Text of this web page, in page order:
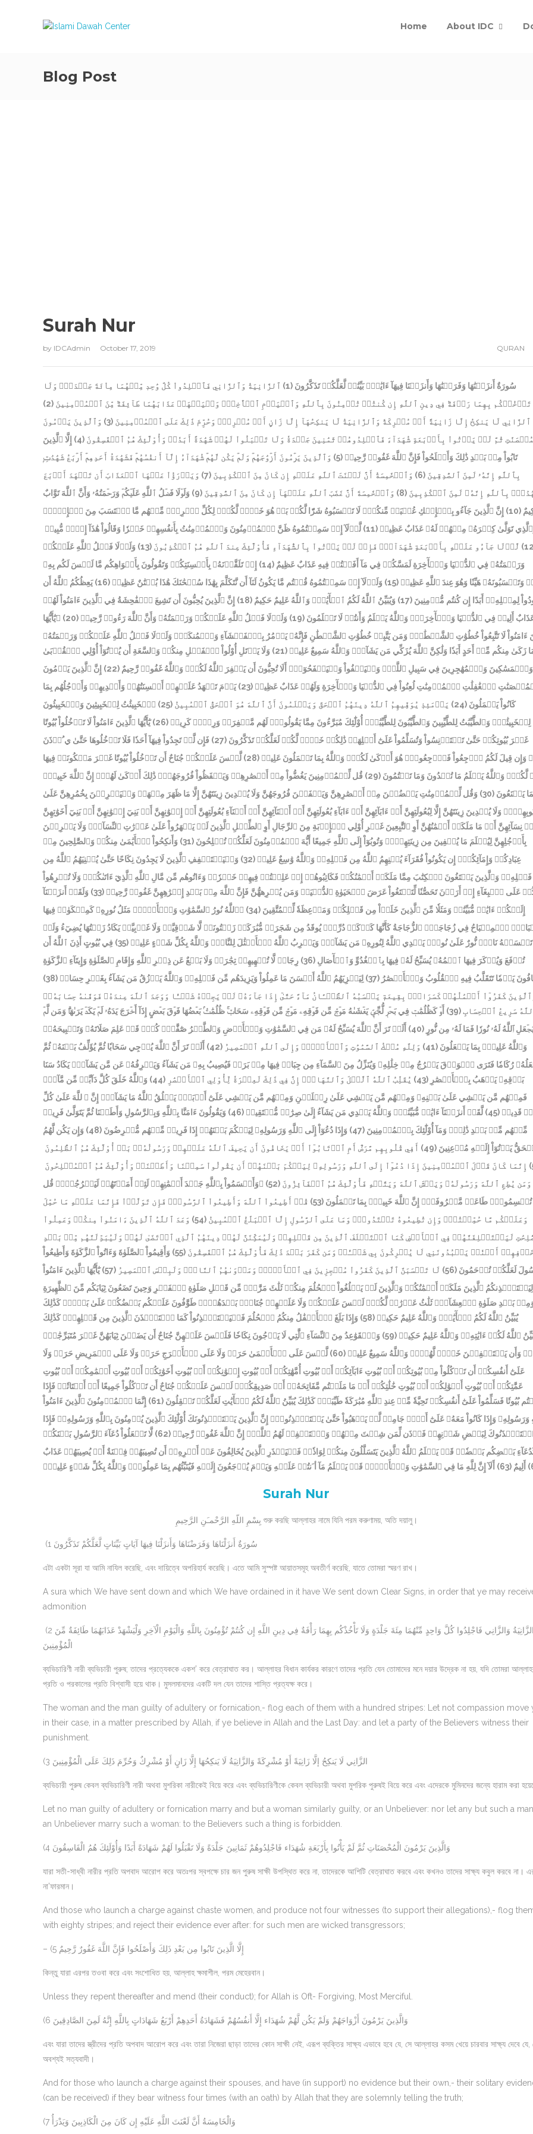
Home About IDC
Blog Post
Surah Nur
by IDCAdmin October 17, 2019 QURAN
سُورَةٌ أَنزَلۡنَٰهَا وَفَرَضۡنَٰهَا وَأَنزَلۡنَا فِيهَآ ءَايَٰتِۭ بَيِّنَٰتٖ لَّعَلَّكُمۡ تَذَكَّرُونَ (1) ٱلزَّانِيَةُ وَٱلزَّانِي فَٱجۡلِدُواْ كُلَّ وَٰحِدٖ مِّنۡهُمَا مِاْئَةَ جَلۡدَةٖۖ وَلَا
تَأۡخُذۡكُم بِهِمَا رَأۡفَةٞ فِي دِينِ ٱللَّهِ إِن كُنتُمۡ تُؤۡمِنُونَ بِٱللَّهِ وَٱلۡيَوۡمِ ٱلۡأٓخِرِۖ وَلۡيَشۡهَدۡ عَذَابَهُمَا طَآئِفَةٞ مِّنَ ٱلۡمُؤۡمِنِينَ (2)
ٱلزَّانِي لَا يَنكِحُ إِلَّا زَانِيَةً أَوۡ مُشۡرِكَةٗ وَٱلزَّانِيَةُ لَا يَنكِحُهَآ إِلَّا زَانٍ أَوۡ مُشۡرِكٞۚ وَحُرِّمَ ذَٰلِكَ عَلَى ٱلۡمُؤۡمِنِينَ (3) وَٱلَّذِينَ يَرۡمُونَ
ثُمَّ لَمۡ يَأۡتُواْ بِأَرۡبَعَةِ شُهَدَآءَ فَٱجۡلِدُوهُمۡ ثَمَٰنِينَ جَلۡدَةٗ وَلَا تَقۡبَلُواْ لَهُمۡ شَهَٰدَةً أَبَدٗاۚ وَأُوْلَٰٓئِكَ هُمُ ٱلۡفَٰسِقُونَ (4) إِلَّا ٱلَّذِينَ
تَابُواْ مِنۢ بَعۡدِ ذَٰلِكَ وَأَصۡلَحُواْ فَإِنَّ ٱللَّهَ غَفُورٞ رَّحِيمٞ (5) وَٱلَّذِينَ يَرۡمُونَ أَزۡوَٰجَهُمۡ وَلَمۡ يَكُن لَّهُمۡ شُهَدَآءُ إِلَّآ أَنفُسُهُمۡ فَشَهَٰدَةُ أَحَدِهِمۡ أَرۡبَعُ شَهَٰدَٰتِۭ
بِٱللَّهِ إِنَّهُۥ لَمِنَ ٱلصَّٰدِقِينَ (6) وَٱلۡخَٰمِسَةُ أَنَّ لَعۡنَتَ ٱللَّهِ عَلَيۡهِ إِن كَانَ مِنَ ٱلۡكَٰذِبِينَ (7) وَيَدۡرَؤُاْ عَنۡهَا ٱلۡعَذَابَ أَن تَشۡهَدَ أَرۡبَعَ
بِٱللَّهِ إِنَّهُۥ لَمِنَ ٱلۡكَٰذِبِينَ (8) وَٱلۡخَٰمِسَةَ أَنَّ غَضَبَ ٱللَّهِ عَلَيۡهَآ إِن كَانَ مِنَ ٱلصَّٰدِقِينَ (9) وَلَوۡلَا فَضۡلُ ٱللَّهِ عَلَيۡكُمۡ وَرَحۡمَتُهُۥ وَأَنَّ ٱللَّهَ تَوَّابٌ
(10) إِنَّ ٱلَّذِينَ جَآءُو بِٱلۡإِفۡكِ عُصۡبَةٞ مِّنكُمۡۚ لَا تَحۡسَبُوهُ شَرّٗا لَّكُمۖ بَلۡ هُوَ خَيۡرٞ لَّكُمۡۚ لِكُلِّ ٱمۡرِيٕٖ مِّنۡهُم مَّا ٱكۡتَسَبَ مِنَ ٱلۡإِثۡمِۚ
تَوَلَّىٰ كِبۡرَهُۥ مِنۡهُمۡ لَهُۥ عَذَابٌ عَظِيمٞ (11) لَّوۡلَآ إِذۡ سَمِعۡتُمُوهُ ظَنَّ ٱلۡمُؤۡمِنُونَ وَٱلۡمُؤۡمِنَٰتُ بِأَنفُسِهِمۡ خَيۡرٗا وَقَالُواْ هَٰذَآ إِفۡكٞ مُّبِينٞ
لَّوۡلَا جَآءُو عَلَيۡهِ بِأَرۡبَعَةِ شُهَدَآءَۚ فَإِذۡ لَمۡ يَأۡتُواْ بِٱلشُّهَدَآءِ فَأُوْلَٰٓئِكَ عِندَ ٱللَّهِ هُمُ ٱلۡكَٰذِبُونَ (13) وَلَوۡلَا فَضۡلُ ٱللَّهِ عَلَيۡكُمۡ
وَرَحۡمَتُهُۥ فِي ٱلدُّنۡيَا وَٱلۡأٓخِرَةِ لَمَسَّكُمۡ فِي مَآ أَفَضۡتُمۡ فِيهِ عَذَابٌ عَظِيمٌ (14) إِذۡ تَلَقَّوۡنَهُۥ بِأَلۡسِنَتِكُمۡ وَتَقُولُونَ بِأَفۡوَاهِكُم مَّا لَيۡسَ لَكُم بِهِۦ
هَيِّنٗا وَهُوَ عِندَ ٱللَّهِ عَظِيمٞ (15) وَلَوۡلَآ إِذۡ سَمِعۡتُمُوهُ قُلۡتُم مَّا يَكُونُ لَنَآ أَن نَّتَكَلَّمَ بِهَٰذَا سُبۡحَٰنَكَ هَٰذَا بُهۡتَٰنٌ عَظِيمٞ (16)يَعِظُكُمُ ٱللَّهُ أَن
لِمِثۡلِهِۦٓ أَبَدًا إِن كُنتُم مُّؤۡمِنِينَ (17) وَيُبَيِّنُ ٱللَّهُ لَكُمُ ٱلۡأٓيَٰتِۚ وَٱللَّهُ عَلِيمٌ حَكِيمٌ (18) إِنَّ ٱلَّذِينَ يُحِبُّونَ أَن تَشِيعَ ٱلۡفَٰحِشَةُ فِي ٱلَّذِينَ ءَامَنُواْ لَهُمۡ
أَلِيمٞ فِي ٱلدُّنۡيَا وَٱلۡأٓخِرَةِۚ وَٱللَّهُ يَعۡلَمُ وَأَنتُمۡ لَا تَعۡلَمُونَ (19) وَلَوۡلَا فَضۡلُ ٱللَّهِ عَلَيۡكُمۡ وَرَحۡمَتُهُۥ وَأَنَّ ٱللَّهَ رَءُوفٞ رَّحِيمٞ (20) ۞يَٰٓأَيُّهَا
ءَامَنُواْ لَا تَتَّبِعُواْ خُطُوَٰتِ ٱلشَّيۡطَٰنِۚ وَمَن يَتَّبِعۡ خُطُوَٰتِ ٱلشَّيۡطَٰنِ فَإِنَّهُۥ يَأۡمُرُ بِٱلۡفَحۡشَآءِ وَٱلۡمُنكَرِۚ وَلَوۡلَا فَضۡلُ ٱللَّهِ عَلَيۡكُمۡ وَرَحۡمَتُهُۥ
زَكَىٰ مِنكُم مِّنۡ أَحَدٍ أَبَدٗا وَلَٰكِنَّ ٱللَّهَ يُزَكِّي مَن يَشَآءُۗ وَٱللَّهُ سَمِيعٌ عَلِيمٞ (21) وَلَا يَأۡتَلِ أُوْلُواْ ٱلۡفَضۡلِ مِنكُمۡ وَٱلسَّعَةِ أَن يُؤۡتُوٓاْ أُوْلِي ٱلۡقُرۡبَىٰ
وَٱلۡمَسَٰكِينَ وَٱلۡمُهَٰجِرِينَ فِي سَبِيلِ ٱللَّهِۖ وَلۡيَعۡفُواْ وَلۡيَصۡفَحُوٓاْۗ أَلَا تُحِبُّونَ أَن يَغۡفِرَ ٱللَّهُ لَكُمۡۚ وَٱللَّهُ غَفُورٞ رَّحِيمٌ (22) إِنَّ ٱلَّذِينَ يَرۡمُونَ
ٱلۡغَٰفِلَٰتِ ٱلۡمُؤۡمِنَٰتِ لُعِنُواْ فِي ٱلدُّنۡيَا وَٱلۡأٓخِرَةِ وَلَهُمۡ عَذَابٌ عَظِيمٞ (23)يَوۡمَ تَشۡهَدُ عَلَيۡهِمۡ أَلۡسِنَتُهُمۡ وَأَيۡدِيهِمۡ وَأَرۡجُلُهُم بِمَا
كَانُواْ يَعۡمَلُونَ (24) يَوۡمَئِذٖ يُوَفِّيهِمُ ٱللَّهُ دِينَهُمُ ٱلۡحَقَّ وَيَعۡلَمُونَ أَنَّ ٱللَّهَ هُوَ ٱلۡحَقُّ ٱلۡمُبِينُ (25) ٱلۡخَبِيثَٰتُ لِلۡخَبِيثِينَ وَٱلۡخَبِيثُونَ
لِلۡخَبِيثَٰتِۖ وَٱلطَّيِّبَٰتُ لِلطَّيِّبِينَ وَٱلطَّيِّبُونَ لِلطَّيِّبَٰتِۚ أُوْلَٰٓئِكَ مُبَرَّءُونَ مِمَّا يَقُولُونَۖ لَهُم مَّغۡفِرَةٞ وَرِزۡقٞ كَرِيمٞ (26)يَٰٓأَيُّهَا ٱلَّذِينَ ءَامَنُواْ لَا تَدۡخُلُواْ بُيُوتًا
غَيۡرَ بُيُوتِكُمۡ حَتَّىٰ تَسۡتَأۡنِسُواْ وَتُسَلِّمُواْ عَلَىٰٓ أَهۡلِهَاۚ ذَٰلِكُمۡ خَيۡرٞ لَّكُمۡ لَعَلَّكُمۡ تَذَكَّرُونَ (27) فَإِن لَّمۡ تَجِدُواْ فِيهَآ أَحَدٗا فَلَا تَدۡخُلُوهَا حَتَّىٰ ي ُؤۡذَنَ
قِيلَ لَكُمُ ٱرۡجِعُواْ فَٱرۡجِعُواْۖ هُوَ أَزۡكَىٰ لَكُمۡۚ وَٱللَّهُ بِمَا تَعۡمَلُونَ عَلِيمٞ (28) لَّيۡسَ عَلَيۡكُمۡ جُنَاحٌ أَن تَدۡخُلُواْ بُيُوتًا غَيۡرَ مَسۡكُونَةٖ فِيهَا
لَّكُمۡۚ وَٱللَّهُ يَعۡلَمُ مَا تُبۡدُونَ وَمَا تَكۡتُمُونَ (29) قُل لِّلۡمُؤۡمِنِينَ يَغُضُّواْ مِنۡ أَبۡصَٰرِهِمۡ وَيَحۡفَظُواْ فُرُوجَهُمۡۚ ذَٰلِكَ أَزۡكَىٰ لَهُمۡۚ إِنَّ ٱللَّهَ خَبِيرُۢ
يَصۡنَعُونَ (30) وَقُل لِّلۡمُؤۡمِنَٰتِ يَغۡضُضۡنَ مِنۡ أَبۡصَٰرِهِنَّ وَيَحۡفَظۡنَ فُرُوجَهُنَّ وَلَا يُبۡدِينَ زِينَتَهُنَّ إِلَّا مَا ظَهَرَ مِنۡهَاۖ وَلۡيَضۡرِبۡنَ بِخُمُرِهِنَّ عَلَىٰ
وَلَا يُبۡدِينَ زِينَتَهُنَّ إِلَّا لِبُعُولَتِهِنَّ أَوۡ ءَابَآئِهِنَّ أَوۡ ءَابَآءِ بُعُولَتِهِنَّ أَوۡ أَبۡنَآئِهِنَّ أَوۡ أَبۡنَآءِ بُعُولَتِهِنَّ أَوۡ إِخۡوَٰنِهِنَّ أَوۡ بَنِيٓ إِخۡوَٰنِهِنَّ أَوۡ بَنِيٓ أَخَوَٰتِهِنَّ
أَوۡ نِسَآئِهِنَّ أَوۡ مَا مَلَكَتۡ أَيۡمَٰنُهُنَّ أَوِ ٱلتَّٰبِعِينَ غَيۡرِ أُوْلِي ٱلۡإِرۡبَةِ مِنَ ٱلرِّجَالِ أَوِ ٱلطِّفۡلِ ٱلَّذِينَ لَمۡ يَظۡهَرُواْ عَلَىٰ عَوۡرَٰتِ ٱلنِّسَآءِۖ وَلَا يَضۡرِبۡنَ
بِأَرۡجُلِهِنَّ لِيُعۡلَمَ مَا يُخۡفِينَ مِن زِينَتِهِنَّۚ وَتُوبُوٓاْ إِلَى ٱللَّهِ جَمِيعًا أَيُّهَ ٱلۡمُؤۡمِنُونَ لَعَلَّكُمۡ تُفۡلِحُونَ (31) وَأَنكِحُواْ ٱلۡأَيَٰمَىٰ مِنكُمۡ وَٱلصَّٰلِحِينَ مِنۡ
عِبَادِكُمۡ وَإِمَآئِكُمۡۚ إِن يَكُونُواْ فُقَرَآءَ يُغۡنِهِمُ ٱللَّهُ مِن فَضۡلِهِۦۗ وَٱللَّهُ وَٰسِعٌ عَلِيمٞ (32) وَلۡيَسۡتَعۡفِفِ ٱلَّذِينَ لَا يَجِدُونَ نِكَاحًا حَتَّىٰ يُغۡنِيَهُمُ ٱللَّهُ مِن
فَضۡلِهِۦۗ وَٱلَّذِينَ يَبۡتَغُونَ ٱلۡكِتَٰبَ مِمَّا مَلَكَتۡ أَيۡمَٰنُكُمۡ فَكَاتِبُوهُمۡ إِنۡ عَلِمۡتُمۡ فِيهِمۡ خَيۡرٗاۖ وَءَاتُوهُم مِّن مَّالِ ٱللَّهِ ٱلَّذِيٓ ءَاتَىٰكُمۡۚ وَلَا تُكۡرِهُواْ
عَلَى ٱلۡبِغَآءِ إِنۡ أَرَدۡنَ تَحَصُّنٗا لِّتَبۡتَغُواْ عَرَضَ ٱلۡحَيَوٰةِ ٱلدُّنۡيَاۚ وَمَن يُكۡرِههُّنَّ فَإِنَّ ٱللَّهَ مِنۢ بَعۡدِ إِكۡرَٰهِهِنَّ غَفُورٞ رَّحِيمٞ (33) وَلَقَدۡ أَنزَلۡنَآ
إِلَيۡكُمۡ ءَايَٰتٖ مُّبَيِّنَٰتٖ وَمَثَلٗا مِّنَ ٱلَّذِينَ خَلَوۡاْ مِن قَبۡلِكُمۡ وَمَوۡعِظَةٗ لِّلۡمُتَّقِينَ (34) ۞ٱللَّهُ نُورُ ٱلسَّمَٰوَٰتِ وَٱلۡأَرۡضِۚ مَثَلُ نُورِهِۦ كَمِشۡكَوٰةٖ فِيهَا
ٱلۡمِصۡبَاحُ فِي زُجَاجَةٍۖ ٱلزُّجَاجَةُ كَأَنَّهَا كَوۡكَبٞ دُرِّيّٞ يُوقَدُ مِن شَجَرَةٖ مُّبَٰرَكَةٖ زَيۡتُونَةٖ لَّا شَرۡقِيَّةٖ وَلَا غَرۡبِيَّةٖ يَكَادُ زَيۡتُهَا يُضِيٓءُ وَلَوۡ
نَارٞۚ نُّورٌ عَلَىٰ نُورٖۚ يَهۡدِي ٱللَّهُ لِنُورِهِۦ مَن يَشَآءُۚ وَيَضۡرِبُ ٱللَّهُ ٱلۡأَمۡثَٰلَ لِلنَّاسِۗ وَٱللَّهُ بِكُلِّ شَيۡءٍ عَلِيمٞ (35) فِي بُيُوتٍ أَذِنَ ٱللَّهُ أَن
تُرۡفَعَ وَيُذۡكَرَ فِيهَا ٱسۡمُهُۥ يُسَبِّحُ لَهُۥ فِيهَا بِٱلۡغُدُوِّ وَٱلۡأٓصَالِ (36) رِجَالٞ لَّا تُلۡهِيهِمۡ تِجَٰرَةٞ وَلَا بَيۡعٌ عَن ذِكۡرِ ٱللَّهِ وَإِقَامِ ٱلصَّلَوٰةِ وَإِيتَآءِ ٱلزَّكَوٰةِ
يَوۡمٗا تَتَقَلَّبُ فِيهِ ٱلۡقُلُوبُ وَٱلۡأَبۡصَٰرُ (37) لِيَجۡزِيَهُمُ ٱللَّهُ أَحۡسَنَ مَا عَمِلُواْ وَيَزِيدَهُم مِّن فَضۡلِهِۦۗ وَٱللَّهُ يَرۡزُقُ مَن يَشَآءُ بِغَيۡرِ حِسَابٖ (38)
كَفَرُوٓاْ أَعۡمَٰلُهُمۡ كَسَرَابِۭ بِقِيعَةٖ يَحۡسَبُهُ ٱلظَّمۡـَٔانُ مَآءً حَتَّىٰٓ إِذَا جَآءَهُۥ لَمۡ يَجِدۡهُ شَيۡـٔٗا وَوَجَدَ ٱللَّهَ عِندَهُۥ فَوَفَّىٰهُ حِسَابَهُۥۗ
سَرِيعُ ٱلۡحِسَابِ(39) أَوۡ كَظُلُمَٰتٖ فِي بَحۡرٖ لُّجِّيّٖ يَغۡشَىٰهُ مَوۡجٞ مِّن فَوۡقِهِۦ مَوۡجٞ مِّن فَوۡقِهِۦ سَحَابٞۚ ظُلُمَٰتُۢ بَعۡضُهَا فَوۡقَ بَعۡضٍ إِذَآ أَخۡرَجَ يَدَهُۥ لَمۡ يَكَدۡ يَرَىٰهَاۗ وَمَن لَّمۡ
ٱللَّهُ لَهُۥ نُورٗا فَمَا لَهُۥ مِن نُّورٍ (40) أَلَمۡ تَرَ أَنَّ ٱللَّهَ يُسَبِّحُ لَهُۥ مَن فِي ٱلسَّمَٰوَٰتِ وَٱلۡأَرۡضِ وَٱلطَّيۡرُ صَٰٓفَّٰتٖۖ كُلّٞ قَدۡ عَلِمَ صَلَاتَهُۥ وَتَسۡبِيحَهُۥۗ
وَٱللَّهُ عَلِيمُۢ بِمَا يَفۡعَلُونَ (41) وَلِلَّهِ مُلۡكُ ٱلسَّمَٰوَٰتِ وَٱلۡأَرۡضِۖ وَإِلَى ٱللَّهِ ٱلۡمَصِيرُ (42) أَلَمۡ تَرَ أَنَّ ٱللَّهَ يُزۡجِي سَحَابٗا ثُمَّ يُؤَلِّفُ بَيۡنَهُۥ ثُمَّ
رُكَامٗا فَتَرَى ٱلۡوَدۡقَ يَخۡرُجُ مِنۡ خِلَٰلِهِۦ وَيُنَزِّلُ مِنَ ٱلسَّمَآءِ مِن جِبَالٖ فِيهَا مِنۢ بَرَدٖ فَيُصِيبُ بِهِۦ مَن يَشَآءُ وَيَصۡرِفُهُۥ عَن مَّن يَشَآءُۖ يَكَادُ سَنَا
بَرۡقِهِۦ يَذۡهَبُ بِٱلۡأَبۡصَٰرِ (43) يُقَلِّبُ ٱللَّهُ ٱلَّيۡلَ وَٱلنَّهَارَۚ إِنَّ فِي ذَٰلِكَ لَعِبۡرَةٗ لِّأُوْلِي ٱلۡأَبۡصَٰرِ (44) وَٱللَّهُ خَلَقَ كُلَّ دَآبَّةٖ مِّن مَّآءٖۖ
فَمِنۡهُم مَّن يَمۡشِي عَلَىٰ بَطۡنِهِۦ وَمِنۡهُم مَّن يَمۡشِي عَلَىٰ رِجۡلَيۡنِ وَمِنۡهُم مَّن يَمۡشِي عَلَىٰٓ أَرۡبَعٖۚ يَخۡلُقُ ٱللَّهُ مَا يَشَآءُۚ إِنَّ ٱ للَّهَ عَلَىٰ كُلِّ
قَدِيرٞ (45) لَّقَدۡ أَنزَلۡنَآ ءَايَٰتٖ مُّبَيِّنَٰتٖۚ وَٱللَّهُ يَهۡدِي مَن يَشَآءُ إِلَىٰ صِرَٰطٖ مُّسۡتَقِيمٖ (46) وَيَقُولُونَ ءَامَنَّا بِٱللَّهِ وَبِٱلرَّسُولِ وَأَطَعۡنَا ثُمَّ يَتَوَلَّىٰ فَرِيقٞ
مِّنۡهُم مِّنۢ بَعۡدِ ذَٰلِكَۚ وَمَآ أُوْلَٰٓئِكَ بِٱلۡمُؤۡمِنِينَ (47) وَإِذَا دُعُوٓاْ إِلَى ٱللَّهِ وَرَسُولِهِۦ لِيَحۡكُمَ بَيۡنَهُمۡ إِذَا فَرِيقٞ مِّنۡهُم مُّعۡرِضُونَ (48) وَإِن يَكُن لَّهُمُ
يَأۡتُوٓاْ إِلَيۡهِ مُذۡعِنِينَ (49) أَفِي قُلُوبِهِم مَّرَضٌ أَمِ ٱرۡتَابُوٓاْ أَمۡ يَخَافُونَ أَن يَحِيفَ ٱللَّهُ عَلَيۡهِمۡ وَرَسُولُهُۥۚ بَلۡ أُوْلَٰٓئِكَ هُمُ ٱلظَّٰلِمُونَ
إِنَّمَا كَانَ قَوۡلَ ٱلۡمُؤۡمِنِينَ إِذَا دُعُوٓاْ إِلَى ٱللَّهِ وَرَسُولِهِۦ لِيَحۡكُمَ بَيۡنَهُمۡ أَن يَقُولُواْ سَمِعۡنَا وَأَطَعۡنَاۚ وَأُوْلَٰٓئِكَ هُمُ ٱلۡمُفۡلِحُونَ
وَمَن يُطِعِ ٱللَّهَ وَرَسُولَهُۥ وَيَخۡشَ ٱللَّهَ وَيَتَّقۡهِ فَأُوْلَٰٓئِكَ هُمُ ٱلۡفَآئِزُونَ (52) ۞وَأَقۡسَمُواْ بِٱللَّهِ جَهۡدَ أَيۡمَٰنِهِمۡ لَئِنۡ أَمَرۡتَهُمۡ لَيَخۡرُجُنَّۖ قُل
تُقۡسِمُواْۖ طَاعَةٞ مَّعۡرُوفَةٌۚ إِنَّ ٱللَّهَ خَبِيرُۢ بِمَا تَعۡمَلُونَ (53) قُلۡ أَطِيعُواْ ٱللَّهَ وَأَطِيعُواْ ٱلرَّسُولَۖ فَإِن تَوَلَّوۡاْ فَإِنَّمَا عَلَيۡهِ مَا حُمِّلَ
وَعَلَيۡكُم مَّا حُمِّلۡتُمۡۖ وَإِن تُطِيعُوهُ تَهۡتَدُواْۚ وَمَا عَلَى ٱلرَّسُولِ إِلَّا ٱلۡبَلَٰغُ ٱلۡمُبِينُ (54) وَعَدَ ٱللَّهُ ٱلَّذِينَ ءَامَنُواْ مِنكُمۡ وَعَمِلُواْ
لَيَسۡتَخۡلِفَنَّهُمۡ فِي ٱلۡأَرۡضِ كَمَا ٱسۡتَخۡلَفَ ٱلَّذِينَ مِن قَبۡلِهِمۡ وَلَيُمَكِّنَنَّ لَهُمۡ دِينَهُمُ ٱلَّذِي ٱرۡتَضَىٰ لَهُمۡ وَلَيُبَدِّلَنَّهُم مِّنۢ بَعۡدِ
أَمۡنٗاۚ يَعۡبُدُونَنِي لَا يُشۡرِكُونَ بِي شَيۡـٔٗاۚ وَمَن كَفَرَ بَعۡدَ ذَٰلِكَ فَأُوْلَٰٓئِكَ هُمُ ٱلۡفَٰسِقُونَ (55) وَأَقِيمُواْ ٱلصَّلَوٰةَ وَءَاتُواْ ٱلزَّكَوٰةَ وَأَطِيعُواْ
لَعَلَّكُمۡ تُرۡحَمُونَ (56) لَا تَحۡسَبَنَّ ٱلَّذِينَ كَفَرُواْ مُعۡجِزِينَ فِي ٱلۡأَرۡضِۚ وَمَأۡوَىٰهُمُ ٱلنَّارُۖ وَلَبِئۡسَ ٱلۡمَصِيرُ (57)يَٰٓأَيُّهَا ٱلَّذِينَ ءَامَنُواْ
لِيَسۡتَـٔۡذِنكُمُ ٱلَّذِينَ مَلَكَتۡ أَيۡمَٰنُكُمۡ وَٱلَّذِينَ لَمۡ يَبۡلُغُواْ ٱلۡحُلُمَ مِنكُمۡ ثَلَٰثَ مَرَّٰتٖۚ مِّن قَبۡلِ صَلَوٰةِ ٱلۡفَجۡرِ وَحِينَ تَضَعُونَ ثِيَابَكُم مِّنَ ٱلظَّهِيرَةِ
بَعۡدِ صَلَوٰةِ ٱلۡعِشَآءِۚ ثَلَٰثُ عَوۡرَٰتٖ لَّكُمۡۚ لَيۡسَ عَلَيۡكُمۡ وَلَا عَلَيۡهِمۡ جُنَاحُۢ بَعۡدَهُنَّۚ طَوَّٰفُونَ عَلَيۡكُم بَعۡضُكُمۡ عَلَىٰ بَعۡضٖۚ كَذَٰلِكَ
يُبَيِّنُ ٱللَّهُ لَكُمُ ٱلۡأٓيَٰتِۗ وَٱللَّهُ عَلِيمٌ حَكِيمٞ (58) وَإِذَا بَلَغَ ٱلۡأَطۡفَٰلُ مِنكُمُ ٱلۡحُلُمَ فَلۡيَسۡتَـٔۡذِنُواْ كَمَا ٱسۡتَـٔۡذَنَ ٱلَّذِينَ مِن قَبۡلِهِمۡۚ كَذَٰلِكَ
ٱللَّهُ لَكُمۡ ءَايَٰتِهِۦۗ وَٱللَّهُ عَلِيمٌ حَكِيمٞ (59) وَٱلۡقَوَٰعِدُ مِنَ ٱلنِّسَآءِ ٱلَّٰتِي لَا يَرۡجُونَ نِكَاحٗا فَلَيۡسَ عَلَيۡهِنَّ جُنَاحٌ أَن يَضَعۡنَ ثِيَابَهُنَّ غَيۡرَ مُتَبَرِّجَٰتِۭ
وَأَن يَسۡتَعۡفِفۡنَ خَيۡرٞ لَّهُنَّۗ وَٱللَّهُ سَمِيعٌ عَلِيمٞ (60) لَّيۡسَ عَلَى ٱلۡأَعۡمَىٰ حَرَجٞ وَلَا عَلَى ٱلۡأَعۡرَجِ حَرَجٞ وَلَا عَلَى ٱلۡمَرِيضِ حَرَجٞ وَلَا
عَلَىٰٓ أَنفُسِكُمۡ أَن تَأۡكُلُواْ مِنۢ بُيُوتِكُمۡ أَوۡ بُيُوتِ ءَابَآئِكُمۡ أَوۡ بُيُوتِ أُمَّهَٰتِكُمۡ أَوۡ بُيُوتِ إِخۡوَٰنِكُمۡ أَوۡ بُيُوتِ أَخَوَٰتِكُمۡ أَوۡ بُيُوتِ أَعۡمَٰمِكُمۡ أَوۡ بُيُوتِ
عَمَّٰتِكُمۡ أَوۡ بُيُوتِ أَخۡوَٰلِكُمۡ أَوۡ بُيُوتِ خَٰلَٰتِكُمۡ أَوۡ مَا مَلَكۡتُم مَّفَاتِحَهُۥٓ أَوۡ صَدِيقِكُمۡۚ لَيۡسَ عَلَيۡكُمۡ جُنَاحٌ أَن تَأۡكُلُواْ جَمِيعًا أَوۡ أَشۡتَاتٗاۚ فَإِذَا
بُيُوتٗا فَسَلِّمُواْ عَلَىٰٓ أَنفُسِكُمۡ تَحِيَّةٗ مِّنۡ عِندِ ٱللَّهِ مُبَٰرَكَةٗ طَيِّبَةٗۚ كَذَٰلِكَ يُبَيِّنُ ٱللَّهُ لَكُمُ ٱلۡأٓيَٰتِ لَعَلَّكُمۡ تَعۡقِلُونَ (61) إِنَّمَا ٱلۡمُؤۡمِنُونَ ٱلَّذِينَ ءَامَنُواْ
وَرَسُولِهِۦ وَإِذَا كَانُواْ مَعَهُۥ عَلَىٰٓ أَمۡرٖ جَامِعٖ لَّمۡ يَذۡهَبُواْ حَتَّىٰ يَسۡتَـٔۡذِنُوهُۚ إِنَّ ٱلَّذِينَ يَسۡتَـٔۡذِنُونَكَ أُوْلَٰٓئِكَ ٱلَّذِينَ يُؤۡمِنُونَ بِٱللَّهِ وَرَسُولِهِۦۚ فَإِذَا
لِبَعۡضِ شَأۡنِهِمۡ فَأۡذَن لِّمَن شِئۡتَ مِنۡهُمۡ وَٱسۡتَغۡفِرۡ لَهُمُ ٱللَّهَۚ إِنَّ ٱللَّهَ غَفُورٞ رَّحِيمٞ (62) لَّا تَجۡعَلُواْ دُعَآءَ ٱلرَّسُولِ بَيۡنَكُمۡ
بَعۡضِكُم بَعۡضٗاۚ قَدۡ يَعۡلَمُ ٱللَّهُ ٱلَّذِينَ يَتَسَلَّلُونَ مِنكُمۡ لِوَاذٗاۚ فَلۡيَحۡذَرِ ٱلَّذِينَ يُخَالِفُونَ عَنۡ أَمۡرِهِۦٓ أَن تُصِيبَهُمۡ فِتۡنَةٌ أَوۡ يُصِيبَهُمۡ عَذَابٌ
أَلِيمٌ (63)
Surah Nur
بِسْمِ اللّهِ الرَّحْمـَنِ الرَّحِيمِ শুরু করছি আল্লাহর নামে যিনি পরম করুণাময়, অতি দয়ালু।
(1 سُورَةٌ أَنزَلْنَاهَا وَفَرَضْنَاهَا وَأَنزَلْنَا فِيهَا آيَاتٍ بَيِّنَاتٍ لَّعَلَّكُمْ تَذَكَّرُونَ
এটা একটা সূরা যা আমি নাযিল করেছি, এবং দায়িত্বে অপরিহার্য করেছি। এতে আমি সুস্পষ্ট আয়াতসমূহ অবতীর্ণ করেছি, যাতে তোমরা স্মরণ রাখ।
A sura which We have sent down and which We have ordained in it have We sent down Clear Signs, in order that ye may
admonition
(2 الزَّانِيَةُ وَالزَّانِي فَاجْلِدُوا كُلَّ وَاحِدٍ مِّنْهُمَا مِئَةَ جَلْدَةٍ وَلَا تَأْخُذْكُم بِهِمَا رَأْفَةٌ فِي دِينِ اللَّهِ إِن كُنتُمْ تُؤْمِنُونَ بِاللَّهِ وَالْيَوْمِ الْآخِرِ وَلْيَشْهَدْ عَذَابَهُمَا طَائِفَةٌ مِّنَ
الْمُؤْمِنِينَ
ব্যভিচারিণী নারী ব্যভিচারী পুরুষ; তাদের প্রত্যেককে একশ’ করে বেত্রাঘাত কর। আল্লাহর বিধান কার্যকর কারণে তাদের প্রতি যেন তোমাদের মনে দয়ার উদ্রেক না হয়, যদি তোমরা
প্রতি ও পরকালের প্রতি বিশ্বাসী হয়ে থাক। মুসলমানদের একটি দল যেন তাদের শাস্তি প্রত্যক্ষ করে।
The woman and the man guilty of adultery or fornication,- flog each of them with a hundred stripes: Let not compassion move
in their case, in a matter prescribed by Allah, if ye believe in Allah and the Last Day: and let a party of the Believers witness their
punishment.
(3 الزَّانِي لَا يَنكِحُ إلَّا زَانِيَةً أَوْ مُشْرِكَةً وَالزَّانِيَةُ لَا يَنكِحُهَا إِلَّا زَانٍ أَوْ مُشْرِكٌ وَحُرِّمَ ذَلِكَ عَلَى الْمُؤْمِنِينَ
ব্যভিচারী পুরুষ কেবল ব্যভিচারিণী নারী অথবা মুশরিকা নারীকেই বিয়ে করে এবং ব্যভিচারিণীকে কেবল ব্যভিচারী অথবা মুশরিক পুরুষই বিয়ে করে এবং এদেরকে মুমিনদের জন্যে হারাম করা
Let no man guilty of adultery or fornication marry and but a woman similarly guilty, or an Unbeliever: nor let any but such a
an Unbeliever marry such a woman: to the Believers such a thing is forbidden.
(4 وَالَّذِينَ يَرْمُونَ الْمُحْصَنَاتِ ثُمَّ لَمْ يَأْتُوا بِأَرْبَعَةِ شُهَدَاء فَاجْلِدُوهُمْ ثَمَانِينَ جَلْدَةً وَلَا تَقْبَلُوا لَهُمْ شَهَادَةً أَبَدًا وَأُوْلَئِكَ هُمُ الْفَاسِقُونَ
যারা সতী-সাধ্বী নারীর প্রতি অপবাদ আরোপ করে অতঃপর স্বপক্ষে চার জন পুরুষ সাক্ষী উপস্থিত করে না, তাদেরকে আশিটি বেত্রাঘাত করবে এবং কখনও তাদের সাক্ষ্য কবুল করবে না।
না’ফারমান।
And those who launch a charge against chaste women, and produce not four witnesses (to support their allegations),- flog
with eighty stripes; and reject their evidence ever after: for such men are wicked transgressors;
– (5 إِلَّا الَّذِينَ تَابُوا مِن بَعْدِ ذَلِكَ وَأَصْلَحُوا فَإِنَّ اللَّهَ غَفُورٌ رَّحِيمٌ
কিন্তু যারা এরপর তওবা করে এবং সংশোধিত হয়, আল্লাহ ক্ষমাশীল, পরম মেহেরবান।
Unless they repent thereafter and mend (their conduct); for Allah is Oft- Forgiving, Most Merciful.
(6 وَالَّذِينَ يَرْمُونَ أَزْوَاجَهُمْ وَلَمْ يَكُن لَّهُمْ شُهَدَاء إِلَّا أَنفُسُهُمْ فَشَهَادَةُ أَحَدِهِمْ أَرْبَعُ شَهَادَاتٍ بِاللَّهِ إِنَّهُ لَمِنَ الصَّادِقِينَ
এবং যারা তাদের স্ত্রীদের প্রতি অপবাদ আরোপ করে এবং তারা নিজেরা ছাড়া তাদের কোন সাক্ষী নেই, এরূপ ব্যক্তির সাক্ষ্য এভাবে হবে যে, সে আল্লাহর কসম খেয়ে চারবার সাক্ষ্য দেবে যে,
অবশ্যই সত্যবাদী।
And for those who launch a charge against their spouses, and have (in support) no evidence but their own,- their solitary
(can be received) if they bear witness four times (with an oath) by Allah that they are solemnly telling the truth;
(7 وَالْخَامِسَةُ أَنَّ لَعْنَتَ اللَّهِ عَلَيْهِ إِن كَانَ مِنَ الْكَاذِبِينَ وَيَدْرَأُ